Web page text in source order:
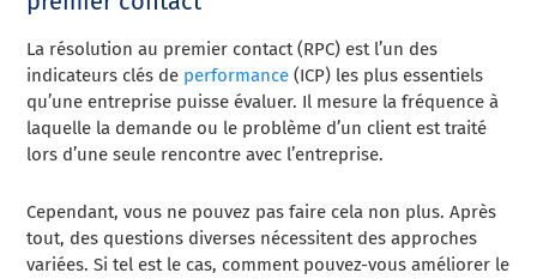
La résolution au premier contact (RPC) est l’un des
indicateurs clés de performance (ICP) les plus essentiels
qu’une entreprise puisse évaluer. Il mesure la fréquence à
laquelle la demande ou le problème d’un client est traité
lors d’une seule rencontre avec l’entreprise.
Cependant, vous ne pouvez pas faire cela non plus. Après
tout, des questions diverses nécessitent des approches
variées. Si tel est le cas, comment pouvez-vous améliorer le